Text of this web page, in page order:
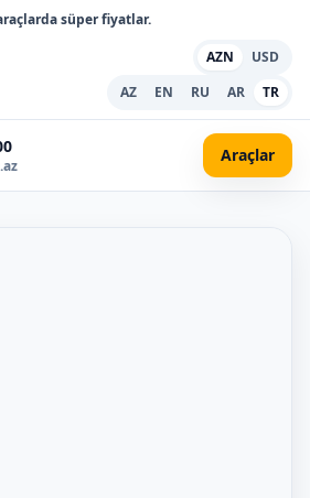
süper fiyatlar.
AZN
USD
AZ
EN RU AR TR
Araçlar